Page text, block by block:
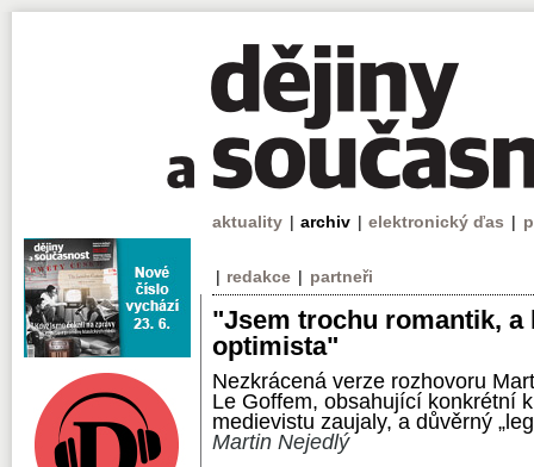
aktuality | archiv | elektronický ďas |
| redakce | partneři
"Jsem trochu romantik, a
optimista"
Nezkrácená verze rozhovoru
Le Goffem, obsahující konkrétní
medievistu zaujaly, a důvěrný
Martin Nejedlý